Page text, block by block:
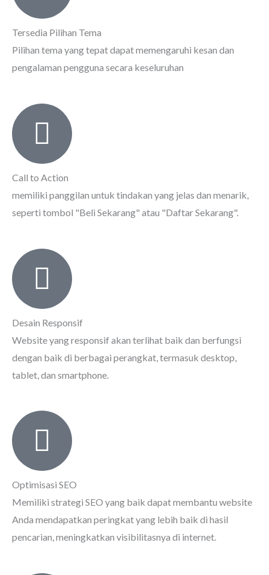
Tersedia Pilihan Tema
Pilihan tema yang tepat dapat memengaruhi kesan dan
pengalaman pengguna secara keseluruhan
Call to Action
memiliki panggilan untuk tindakan yang jelas dan menarik,
seperti tombol "Beli Sekarang" atau "Daftar Sekarang".
Desain Responsif
Website yang responsif akan terlihat baik dan berfungsi
dengan baik di berbagai perangkat, termasuk desktop,
tablet, dan smartphone.
Optimisasi SEO
Memiliki strategi SEO yang baik dapat membantu website
Anda mendapatkan peringkat yang lebih baik di hasil
pencarian, meningkatkan visibilitasnya di internet.